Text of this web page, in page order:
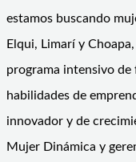
estamos buscando
Elqui, Limarí y
programa intensivo de
habilidades de
innovador y de
Mujer Dinámica y